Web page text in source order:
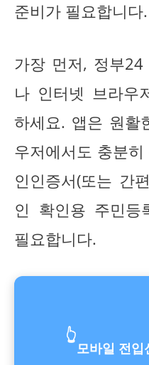
준비가 필요합니다.
가장 먼저, 정부
나 인터넷 브라우
하세요. 앱은 원활
우저에서도 충분
인인증서(또는 간
인 확인용 주민등
필요합니다.
👆
모바일 전입